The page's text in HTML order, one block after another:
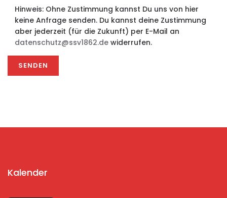
Hinweis: Ohne Zustimmung kannst Du uns von hier
keine Anfrage senden. Du kannst deine Zustimmung
aber jederzeit (für die Zukunft) per E-Mail an
datenschutz@ssv1862.de widerrufen.
Kalender